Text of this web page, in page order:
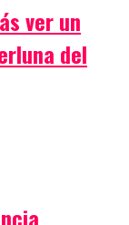
ver un
del